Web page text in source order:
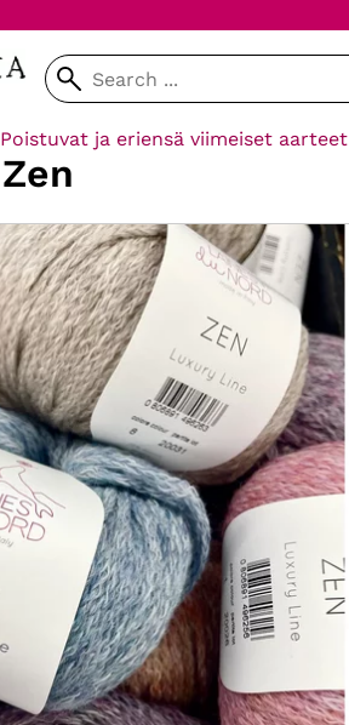
Poistuvat ja eriensä viimeiset aarteet
Zen